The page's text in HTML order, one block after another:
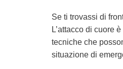
Se ti trovassi di
L’attacco di cuore
tecniche che
situazione di